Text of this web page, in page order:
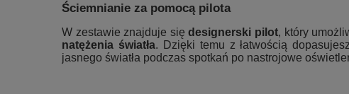
Ściemnianie za pomocą pilota
W zestawie znajduje siędesignerski pilot, który
natężenia światła. Dzięki temu z łatwością
jasnego światła podczas spotkań po nastrojowe